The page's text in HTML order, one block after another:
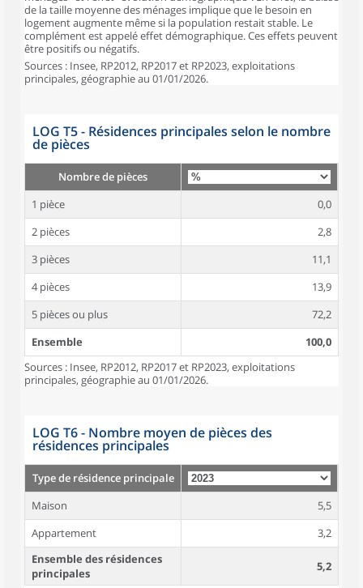
de la taille moyenne des ménages implique que le besoin en
logement augmente même si la population restait stable. Le
complément est appelé effet démographique. Ces effets peuvent
être positifs ou négatifs.
Sources : Insee, RP2012, RP2017 et RP2023, exploitations
principales, géographie au 01/01/2026.
LOG T5 - Résidences principales selon le nombre
de pièces
Nombre de pièces
1 pièce
0,0
2 pièces
2,8
3 pièces
11,1
4 pièces
13,9
5 pièces ou plus
72,2
Ensemble
100,0
Sources : Insee, RP2012, RP2017 et RP2023, exploitations
principales, géographie au 01/01/2026.
LOG T6 - Nombre moyen de pièces des
résidences principales
Type de résidence principale
Maison
5,5
Appartement
3,2
Ensemble des résidences
principales
5,2